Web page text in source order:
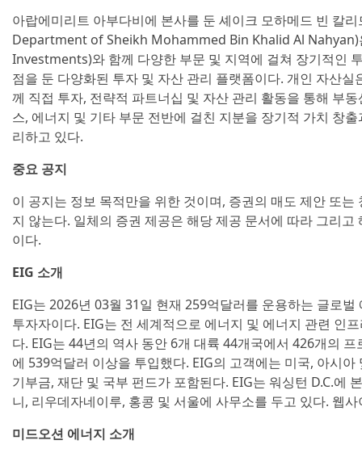
아랍에미리트 아부다비에 본사를 둔 셰이크 모하메드 빈 칼
Department of Sheikh Mohammed Bin Khalid Al Nahyan)
Investments)와 함께 다양한 부문 및 지역에 걸쳐 장기적인
점을 둔 다양화된 투자 및 자산 관리 플랫폼이다. 개인 자산
께 직접 투자, 전략적 파트너십 및 자산 관리 활동을 통해 부
스, 에너지 및 기타 부문 전반에 걸친 지분을 장기적 가치 창
리하고 있다.
중요 공지
이 공지는 정보 목적만을 위한 것이며, 증권의 매도 제안 또
지 않는다. 일체의 증권 제공은 해당 제공 문서에 따라 그리
이다.
EIG 소개
EIG는 2026년 03월 31일 현재 259억달러를 운용하는 글로
투자자이다. EIG는 전 세계적으로 에너지 및 에너지 관련 인
다. EIG는 44년의 역사 동안 6개 대륙 44개국에서 426개의
에 539억달러 이상을 투입했다. EIG의 고객에는 미국, 아시
기부금, 재단 및 국부 펀드가 포함된다. EIG는 워싱턴 D.C.에
니, 리우데자네이루, 홍콩 및 서울에 사무소를 두고 있다. 웹
미드오션 에너지 소개